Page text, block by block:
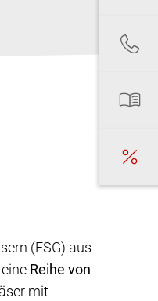
(ESG) aus
Reihe von
mit